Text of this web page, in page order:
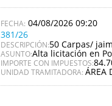
04/08/2026 09:20
381/26
DESCRIPCIÓN:50 Carpas/
ASUNTO:Alta licitación en
IMPORTE CON IMPUESTOS:
UNIDAD TRAMITADORA: ÁREA